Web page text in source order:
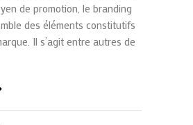
de promotion, le branding
des éléments constitutifs
Il s’agit entre autres de